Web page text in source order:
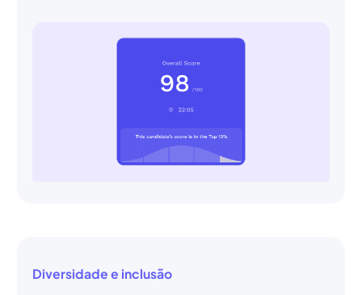
Diversidade e inclusão